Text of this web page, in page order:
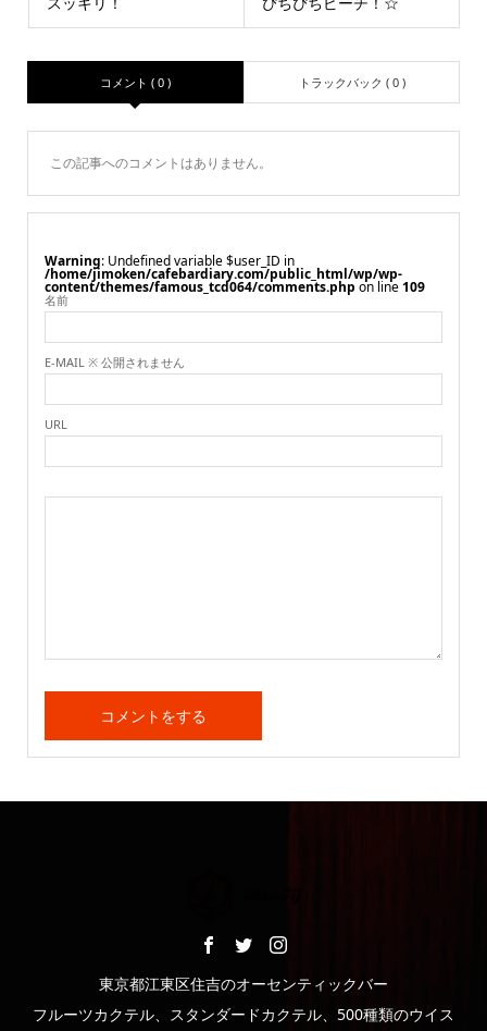
コメント ( 0 ) トラックバック ( 0 )
この記事へのコメントはありません。
Warning : Undefined variable $user_ID in
/home/jimoken/cafebardiary.com/public_html/wp/wp-
content/themes/famous_tcd064/comments.php on line109
名前
E-MAIL ※ 公開されません
URL
東京都江東区住吉のオーセンティックバー
フルーツカクテル、スタンダードカクテル、500種類のウイス